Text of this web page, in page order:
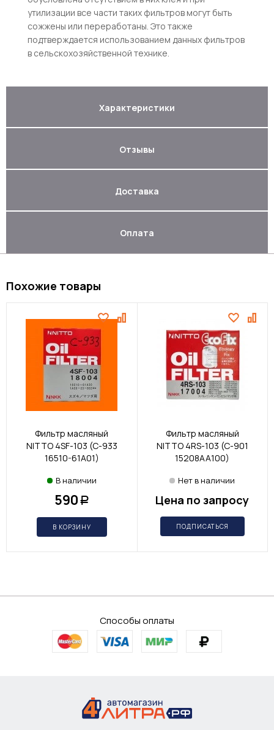
утилизации все части таких фильтров могут быть
сожжены или переработаны. Это также
подтверждается использованием данных фильтров
в сельскохозяйственной технике.
Характеристики
Отзывы
Доставка
Оплата
Похожие товары
Фильтр масляный
NITTO 4SF-103 (C-933
16510-61A01)
В наличии
590 Р
В КОРЗИНУ
Фильтр масляный
NITTO 4RS-103 (C-901
15208AA100)
Нет в наличии
Цена по запросу
ПОДПИСАТЬСЯ
Способы оплаты